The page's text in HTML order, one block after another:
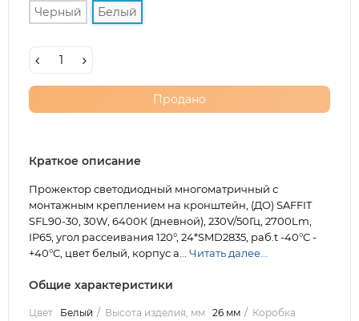
Черный
Белый
Продано
Краткое описание
Прожектор светодиодный многоматричный с
монтажным креплением на кронштейн, (ДО) SAFFIT
SFL90-30, 30W, 6400К (дневной), 230V/50Гц, 2700Lm,
IP65, угол рассеивания 120°, 24*SMD2835, раб.t -40°C -
+40°C, цвет белый, корпус а... Читать далее...
Общие характеристики
Цвет Белый Высота изделия, мм 26 мм
Коробка